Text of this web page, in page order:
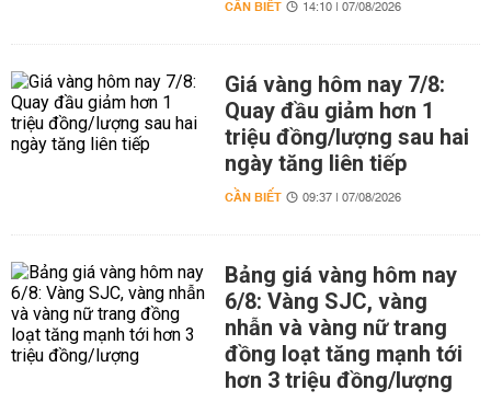
CẦN BIẾT 14:10 | 07/08/2026
Giá vàng hôm nay 7/8:
Quay đầu giảm hơn 1
triệu đồng/lượng sau hai
ngày tăng liên tiếp
CẦN BIẾT 09:37 | 07/08/2026
Bảng giá vàng hôm nay
6/8: Vàng SJC, vàng
nhẫn và vàng nữ trang
đồng loạt tăng mạnh tới
hơn 3 triệu đồng/lượng